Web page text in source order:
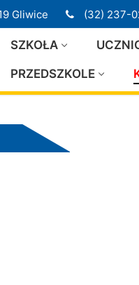
Gliwice (32) 237-
SZKOŁA
PRZEDSZKOLE